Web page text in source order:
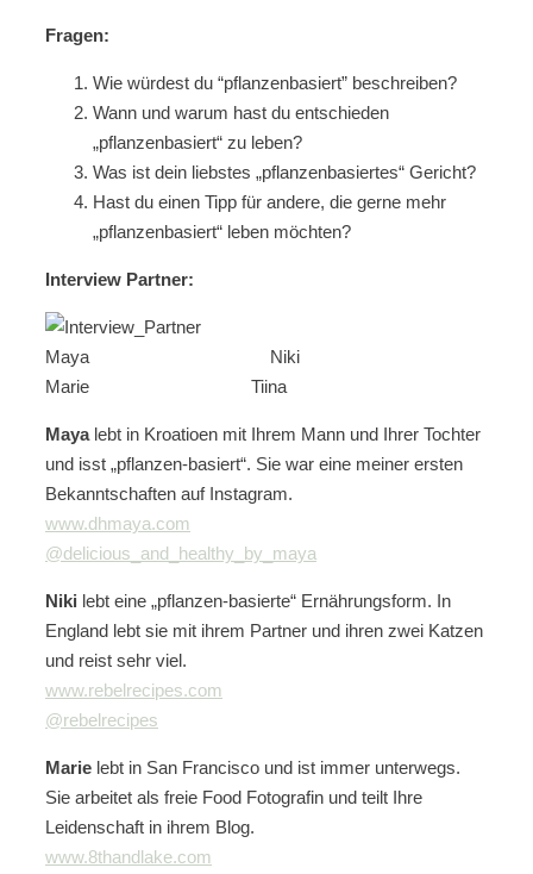
Fragen:
Wie würdest du “pflanzenbasiert” beschreiben?
Wann und warum hast du entschieden
„pflanzenbasiert“ zu leben?
Was ist dein liebstes „pflanzenbasiertes“ Gericht?
Hast du einen Tipp für andere, die gerne mehr
„pflanzenbasiert“ leben möchten?
Interview Partner:
Maya Niki
Marie Tiina
Mayalebt in Kroatioen mit Ihrem Mann und Ihrer Tochter
und isst „pflanzen-basiert“. Sie war eine meiner ersten
Bekanntschaften auf Instagram.
www.dhmaya.com
@delicious_and_healthy_by_maya
Niki lebt eine „pflanzen-basierte“ Ernährungsform. In
England lebt sie mit ihrem Partner und ihren zwei Katzen
und reist sehr viel.
www.rebelrecipes.com
@rebelrecipes
Marie lebt in San Francisco und ist immer unterwegs.
Sie arbeitet als freie Food Fotografin und teilt Ihre
Leidenschaft in ihrem Blog.
www.8thandlake.com